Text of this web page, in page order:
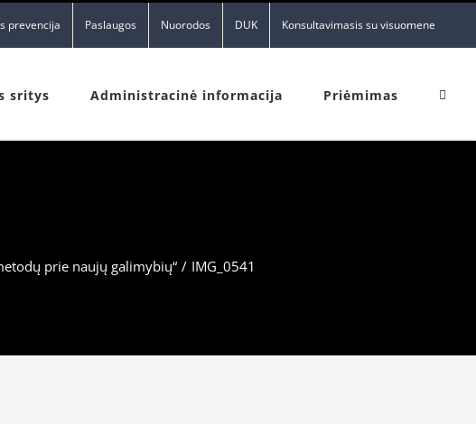
prevencija Paslaugos Nuorodos DUK Konsultavimasis su visuomene
sritys Administracinė informacija Priėmimas
prie naujų galimybių“ / IMG_0541